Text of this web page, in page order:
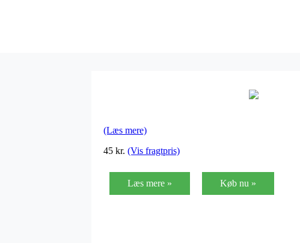
(Læs mere)
45 kr. (Vis fragtpris)
Læs mere » Køb nu »